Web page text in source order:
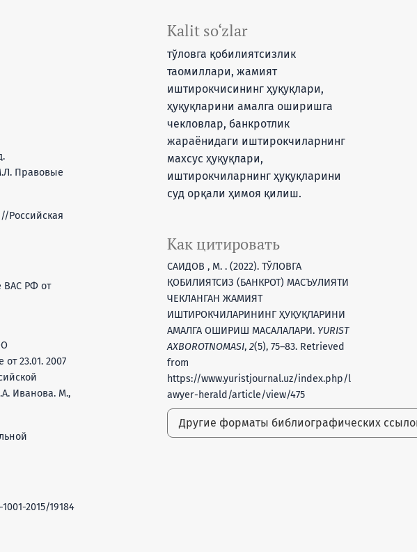
Kalit so‘zlar
тўловга қобилиятсизлик
таомиллари, жамият
иштирокчисининг ҳуқуқлари,
ҳуқуқларини амалга оширишга
чекловлар, банкротлик
жараёнидаги иштирокчиларнинг
махсус ҳуқуқлари,
иштирокчиларнинг ҳуқуқларини
суд орқали ҳимоя қилиш.
Как цитировать
САИДОВ , М. . (2022). ТЎЛОВГА
ҚОБИЛИЯТСИЗ (БАНКРОТ) МАСЪУЛИЯТИ
ЧЕКЛАНГАН ЖАМИЯТ
ИШТИРОКЧИЛАРИНИНГ ҲУҚУҚЛАРИНИ
АМАЛГА ОШИРИШ МАСАЛАЛАРИ. YURIST
AXBOROTNOMASI, 2(5), 75–83. Retrieved
from
https://www.yuristjournal.uz/index.php/l
awyer-herald/article/view/475
Другие форматы библиографических
Правовые
Российская
ВАС РФ от
23.01. 2007
Иванова. М.,
2015/19184